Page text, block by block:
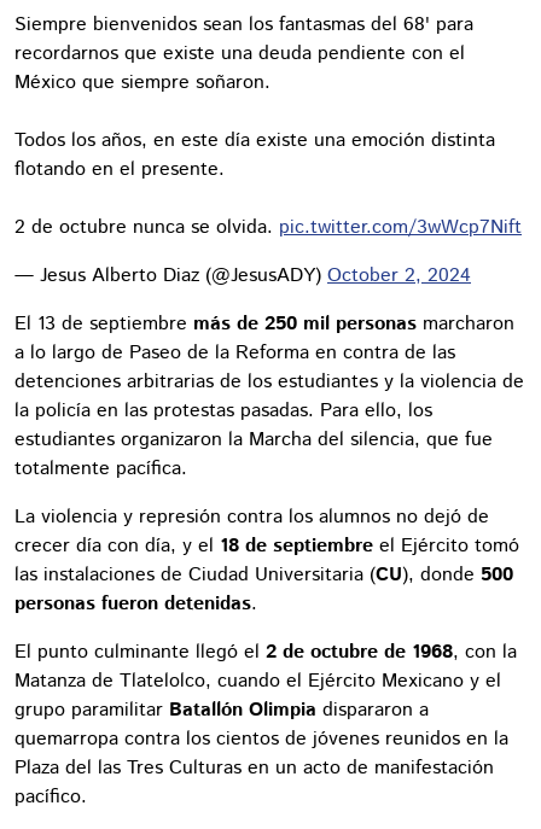
Siempre bienvenidos sean los fantasmas del 68' para
recordarnos que existe una deuda pendiente con el
México que siempre soñaron.
Todos los años, en este día existe una emoción distinta
flotando en el presente.
2 de octubre nunca se olvida. pic.twitter.com/3wWcp7Nift
— Jesus Alberto Diaz (@JesusADY) October 2, 2024
El 13 de septiembre más de 250 mil personas marcharon
a lo largo de Paseo de la Reforma en contra de las
detenciones arbitrarias de los estudiantes y la violencia de
la policía en las protestas pasadas. Para ello, los
estudiantes organizaron la Marcha del silencia, que fue
totalmente pacífica.
La violencia y represión contra los alumnos no dejó de
crecer día con día, y el 18 de septiembre el Ejército tomó
las instalaciones de Ciudad Universitaria (CU), donde 500
personas fueron detenidas.
El punto culminante llegó el 2 de octubre de 1968, con la
Matanza de Tlatelolco, cuando el Ejército Mexicano y el
grupo paramilitar Batallón Olimpia dispararon a
quemarropa contra los cientos de jóvenes reunidos en la
Plaza del las Tres Culturas en un acto de manifestación
pacífico.